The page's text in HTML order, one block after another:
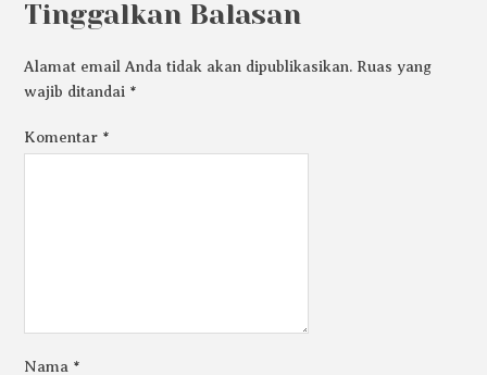
Tinggalkan Balasan
Alamat email Anda tidak akan dipublikasikan. Ruas yang
wajib ditandai *
Komentar *
Nama *